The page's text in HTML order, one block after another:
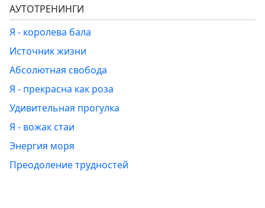
АУТОТРЕНИНГИ
Я - королева бала
Источник жизни
Абсолютная свобода
Я - прекрасна как роза
Удивительная прогулка
Я - вожак стаи
Энергия моря
Преодоление трудностей